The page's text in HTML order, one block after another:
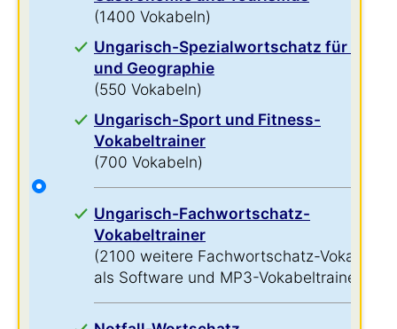
(1400 Vokabeln)
Ungarisch-Spezialwortschatz für Natur
und Geographie
(550 Vokabeln)
Ungarisch-Sport und Fitness-
Vokabeltrainer
(700 Vokabeln)
Ungarisch-Fachwortschatz-
Vokabeltrainer
(2100 weitere Fachwortschatz-Vokabeln
als Software und MP3-Vokabeltrainer)